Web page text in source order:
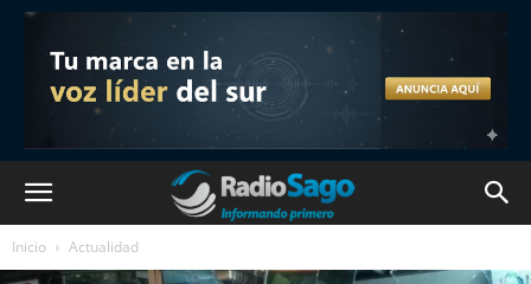
Inicio Actualidad